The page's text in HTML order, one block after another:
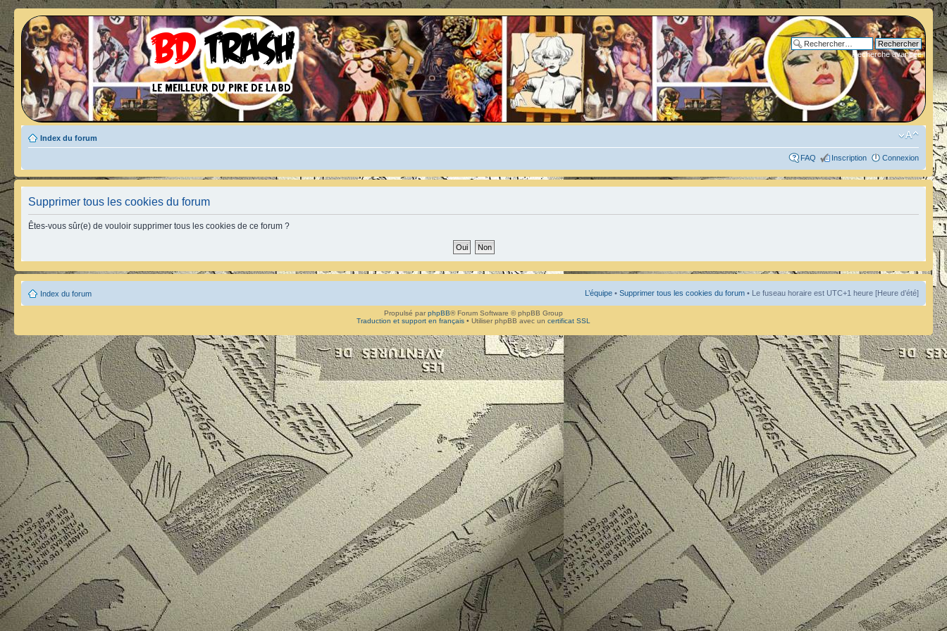
Recherche avancée
Index du forum
FAQ Inscription Connexion
Supprimer tous les cookies du forum
Êtes-vous sûr(e) de vouloir supprimer tous les cookies de ce forum ?
Index du forum L’équipe • Supprimer tous les cookies du forum • Le fuseau horaire est UTC+1 heure [Heure d’été]
Propulsé par phpBB® Forum Software © phpBB Group
Traduction et support en français • Utiliser phpBB avec un certificat SSL